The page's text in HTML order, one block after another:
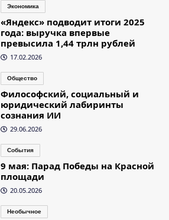
Экономика
«Яндекс» подводит итоги 2025
года: выручка впервые
превысила 1,44 трлн рублей
17.02.2026
Общество
Философский, социальный и
юридический лабиринты
сознания ИИ
29.06.2026
События
9 мая: Парад Победы на Красной
площади
20.05.2026
Необычное